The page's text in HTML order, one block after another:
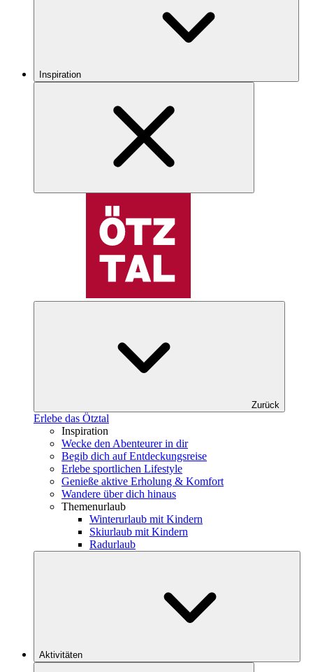
Inspiration
Zurück
Erlebe das Ötztal
Inspiration
Wecke den Abenteurer in dir
Begib dich auf Entdeckungsreise
Erlebe sportlichen Lifestyle
Genieße aktive Erholung & Komfort
Wandere über dich hinaus
Themenurlaub
Winterurlaub mit Kindern
Skiurlaub mit Kindern
Radurlaub
Aktivitäten